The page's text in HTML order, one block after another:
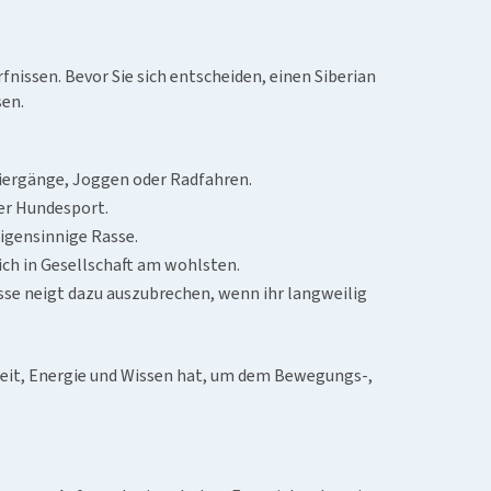
Bevor Sie sich entscheiden, einen Siberian
Joggen oder Radfahren.
Hundesport.
Rasse.
in Gesellschaft am wohlsten.
neigt dazu auszubrechen, wenn ihr langweilig
Energie und Wissen hat, um dem Bewegungs-,